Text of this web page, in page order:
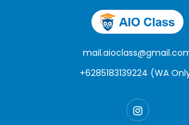
+6285183139224 (WA